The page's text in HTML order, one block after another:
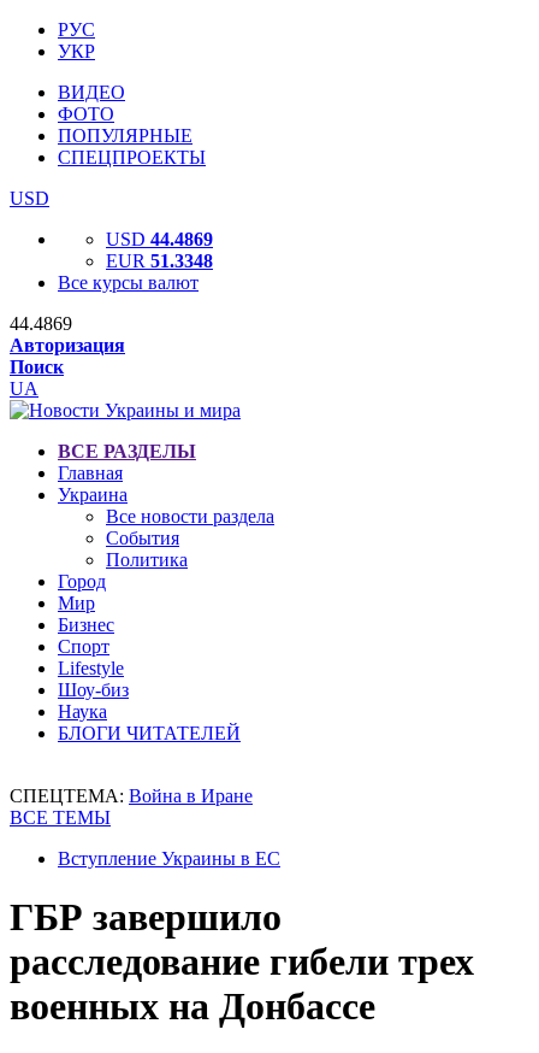
РУС
УКР
ВИДЕО
ФОТО
ПОПУЛЯРНЫЕ
СПЕЦПРОЕКТЫ
USD
USD 44.4869
EUR 51.3348
Все курсы валют
44.4869
Авторизация
Поиск
UA
ВСЕ РАЗДЕЛЫ
Главная
Украина
Все новости раздела
События
Политика
Город
Мир
Бизнес
Спорт
Lifestyle
Шоу-биз
Наука
БЛОГИ ЧИТАТЕЛЕЙ
СПЕЦТЕМА: Война в Иране
ВСЕ ТЕМЫ
Вступление Украины в ЕС
ГБР завершило
расследование гибели трех
военных на Донбассе